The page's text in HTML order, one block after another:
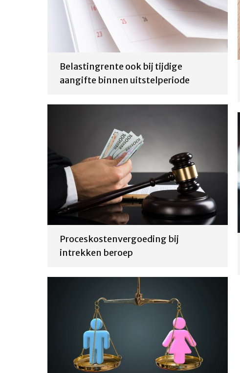
Belastingrente ook bij tijdige
aangifte binnen uitstelperiode
Proceskostenvergoeding bij
intrekken beroep